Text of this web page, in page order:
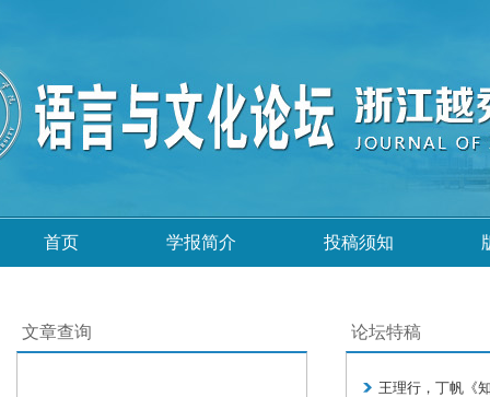
首页 学报简介 投稿须知
文章查询 论坛特稿
王理行，丁帆《